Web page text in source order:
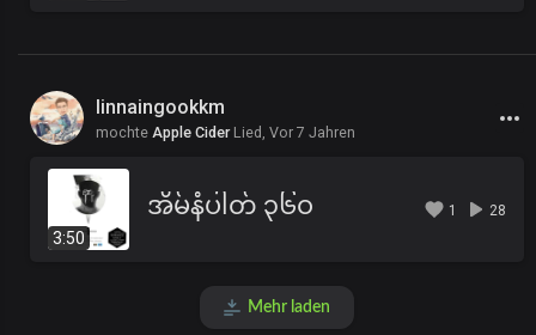
linnaingookkm
mochte Apple CiderLied, Vor 7 Jahren
3:50
အိမ်နံပါတ် ၃၆ဝ 1 28
Mehr laden